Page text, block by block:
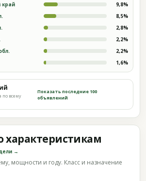
край 9,8%
8,5%
2,8%
2,2%
2,2%
1,6%
по всему
Показать последние 100
объявлений
характеристикам
→
мощности и году. Класс и назначение